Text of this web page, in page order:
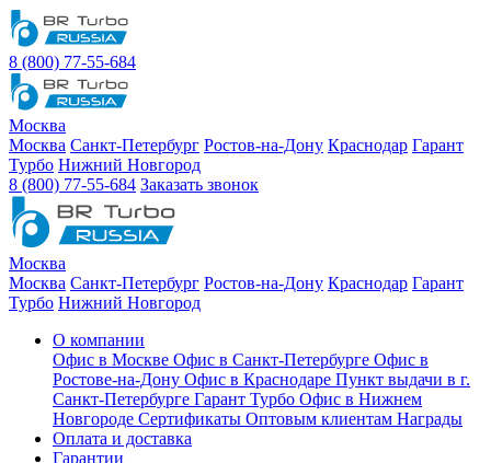
8 (800) 77-55-684
Москва
Москва Санкт-Петербург Ростов-на-Дону Краснодар Гарант
Турбо Нижний Новгород
8 (800) 77-55-684 Заказать звонок
Москва
Москва Санкт-Петербург Ростов-на-Дону Краснодар Гарант
Турбо Нижний Новгород
О компании
Офис в Москве Офис в Санкт-Петербурге Офис в
Ростове-на-Дону Офис в Краснодаре Пункт выдачи в г.
Санкт-Петербурге Гарант Турбо Офис в Нижнем
Новгороде Сертификаты Оптовым клиентам Награды
Оплата и доставка
Гарантии